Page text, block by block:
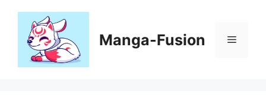
contenu
Manga-Fusion Menu